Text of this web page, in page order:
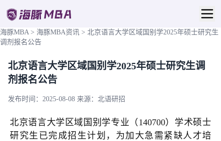
海豚MBA > 海豚MBA资讯 > 北京语言大学区域国别学2025年硕士研究生
调剂报名公告
北京语言大学区域国别学2025年硕士研究生调
剂报名公告
发布时间：2025-08-08 来源：北语研招
北京语言大学区域国别学专业（140700）学术硕士
研究生已完成招生计划，为加大急需紧缺人才培